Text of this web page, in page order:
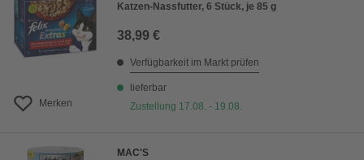
Merken
Katzen-Nassfutter, 6 Stück, je 85 g
38,99 €
Verfügbarkeit im Markt prüfen
lieferbar
Zustellung 17.08. - 19.08.
MAC'S